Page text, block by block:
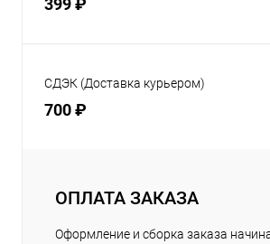
399 ₽
СДЭК (Доставка курьером)
700 ₽
ОПЛАТА ЗАКАЗА
Оформление и сборка заказа